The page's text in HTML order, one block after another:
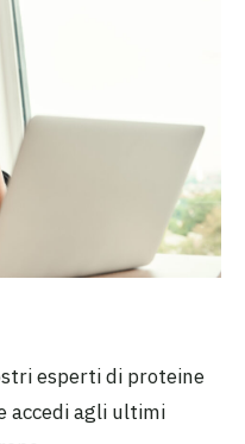
esperti di proteine
accedi agli ultimi